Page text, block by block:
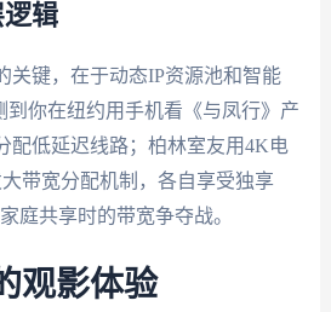
辑
关键，在于动态IP资源池和智能
到你在纽约用手机看《与凤行》产
配低延迟线路；柏林室友用4K电
带宽分配机制，各自享受独享
庭共享时的带宽争夺战。
观影体验